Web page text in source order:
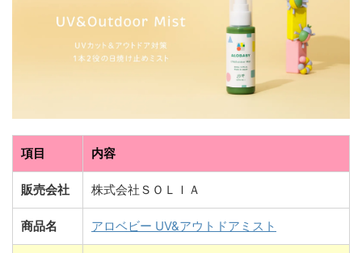
項目 内容
販売会社 株式会社ＳＯＬＩＡ
商品名 アロベビー UV&アウトドアミスト